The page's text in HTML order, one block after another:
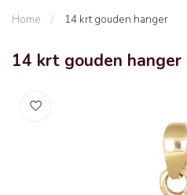
Home / 14 krt gouden hanger
14 krt gouden hanger